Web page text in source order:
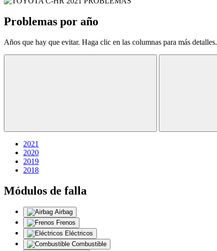
Problemas por año
Años que hay que evitar. Haga clic en las columnas para más detalles.
2021
2020
2019
2018
Módulos de falla
Airbag
Frenos
Eléctricos
Combustible